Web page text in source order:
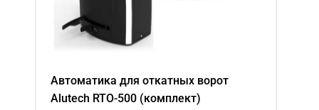
Автоматика для откатных ворот
Alutech RTO-500 (комплект)